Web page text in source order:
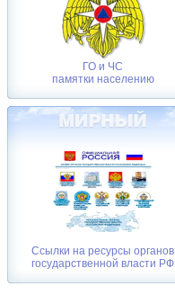
ГО и ЧС
памятки населению
Ссылки на ресурсы органов
государственной власти РФ